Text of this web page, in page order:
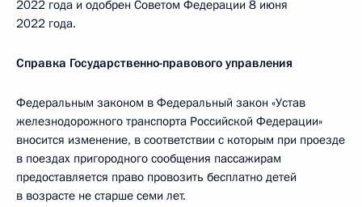
2022 года и одобрен Советом Федерации 8 июня
2022 года.
Справка Государственно-правового управления
Федеральным законом в Федеральный закон «Устав
железнодорожного транспорта Российской Федерации»
вносится изменение, в соответствии с которым при проезде
в поездах пригородного сообщения пассажирам
предоставляется право провозить бесплатно детей
в возрасте не старше семи лет.